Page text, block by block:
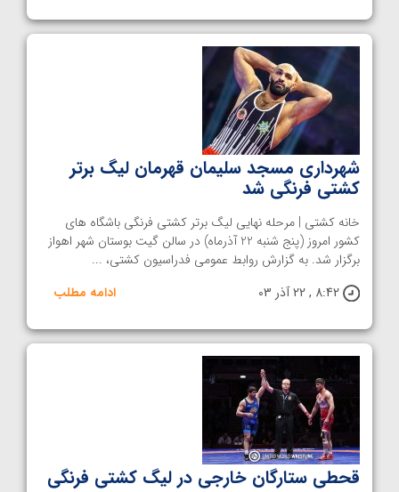
شهرداری مسجد سلیمان قهرمان لیگ برتر
کشتی فرنگی شد
خانه کشتی | مرحله نهایی لیگ برتر کشتی فرنگی باشگاه های
کشور امروز (پنج شنبه 22 آذرماه) در سالن گیت بوستان شهر اهواز
برگزار شد. به گزارش روابط عمومی فدراسیون کشتی، ...
8:42 , 22 آذر 03
ادامه مطلب
قحطی ستارگان خارجی در لیگ کشتی فرنگی